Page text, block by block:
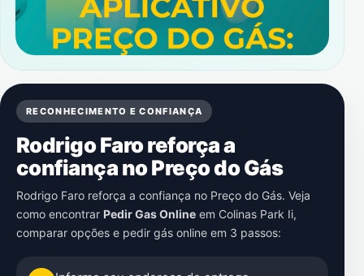
RECONHECIMENTO E CONFIANÇA
Rodrigo Faro reforça a
confiança no Preço do Gás
Rodrigo Faro reforça a confiança no Preço do Gás. Veja
como encontrar Pedir Gas Online em Colinas Park Ii,
comparar opções e pedir gás online em 3 passos: